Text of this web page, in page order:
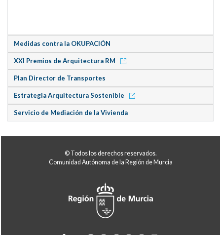
Medidas contra la OKUPACIÓN
XXI Premios de Arquitectura RM
Plan Director de Transportes
Estrategia Arquitectura Sostenible
Servicio de Mediación de la Vivienda
© Todos los derechos reservados.
Comunidad Autónoma de la Región de Murcia